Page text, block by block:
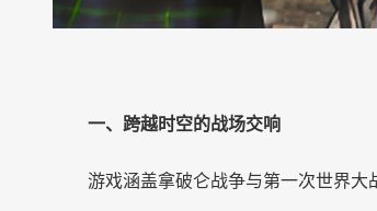
一、跨越时空的战场交响
游戏涵盖拿破仑战争与第一次世界大